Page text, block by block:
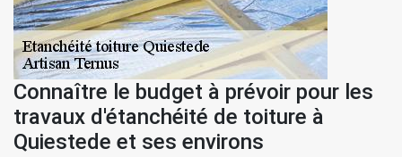
Connaître le budget à prévoir pour les
travaux d'étanchéité de toiture à
Quiestede et ses environs